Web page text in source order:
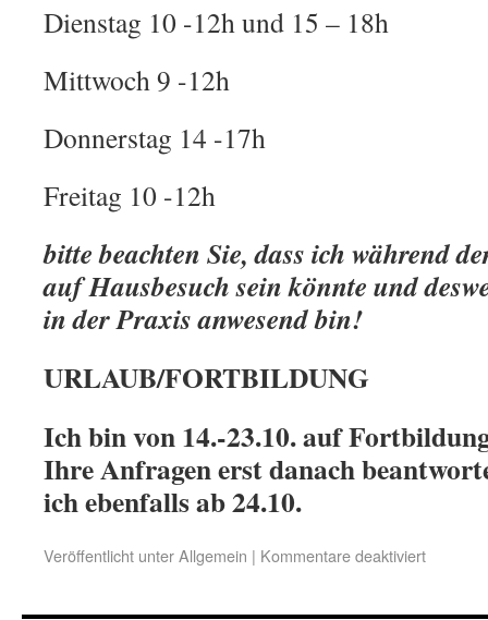
Dienstag 10 -12h und 15 – 18h
Mittwoch 9 -12h
Donnerstag 14 -17h
Freitag 10 -12h
bitte beachten Sie, dass ich während
auf Hausbesuch sein könnte und
in der Praxis anwesend bin!
URLAUB/FORTBILDUNG
Ich bin von 14.-23.10. auf
Ihre Anfragen erst danach
ich ebenfalls ab 24.10.
Veröffentlicht unterAllgemein | Kommentare deaktiviert